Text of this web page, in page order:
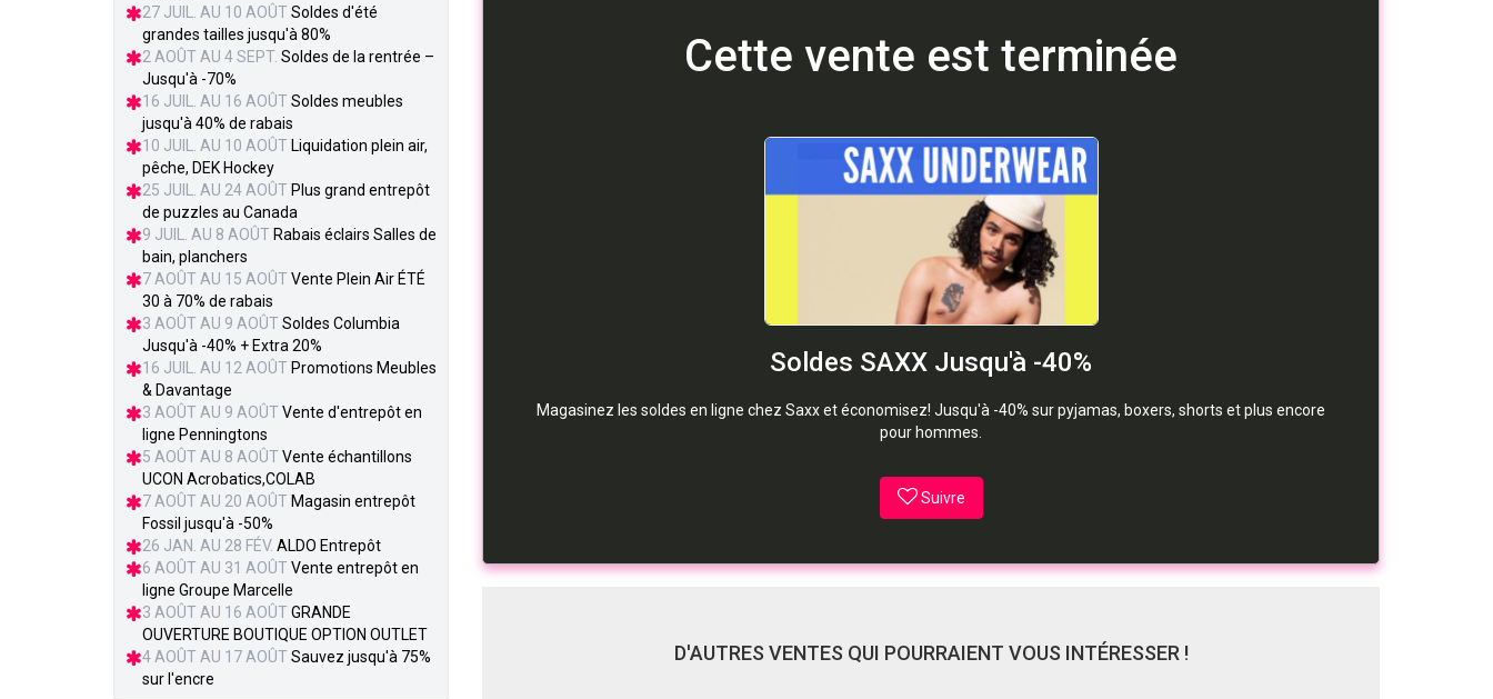
Cette vente est terminée
Soldes SAXX Jusqu'à -40%
Magasinez les soldes en ligne chez Saxx et économisez! Jusqu'à -40% sur pyjamas, boxers, shorts et plus encore
pour hommes.
Suivre
D'AUTRES VENTES QUI POURRAIENT VOUS INTÉRESSER !
27 JUIL. AU 10 AOÛT Soldes d'été
grandes tailles jusqu'à 80%
2 AOÛT AU 4 SEPT. Soldes de la rentrée –
Jusqu'à -70%
16 JUIL. AU 16 AOÛT Soldes meubles
jusqu'à 40% de rabais
10 JUIL. AU 10 AOÛT Liquidation plein air,
pêche, DEK Hockey
25 JUIL. AU 24 AOÛT Plus grand entrepôt
de puzzles au Canada
9 JUIL. AU 8 AOÛT Rabais éclairs Salles de
bain, planchers
7 AOÛT AU 15 AOÛT Vente Plein Air ÉTÉ
30 à 70% de rabais
3 AOÛT AU 9 AOÛT Soldes Columbia
Jusqu'à -40% + Extra 20%
16 JUIL. AU 12 AOÛT Promotions Meubles
& Davantage
3 AOÛT AU 9 AOÛT Vente d'entrepôt en
ligne Penningtons
5 AOÛT AU 8 AOÛT Vente échantillons
UCON Acrobatics,COLAB
7 AOÛT AU 20 AOÛT Magasin entrepôt
Fossil jusqu'à -50%
26 JAN. AU 28 FÉV. ALDO Entrepôt
6 AOÛT AU 31 AOÛT Vente entrepôt en
ligne Groupe Marcelle
3 AOÛT AU 16 AOÛT GRANDE
OUVERTURE BOUTIQUE OPTION OUTLET
4 AOÛT AU 17 AOÛT Sauvez jusqu'à 75%
sur l'encre